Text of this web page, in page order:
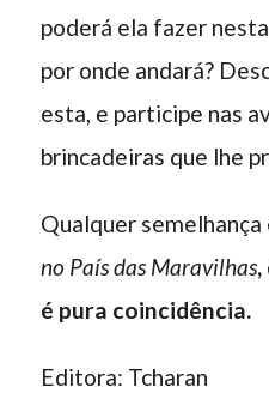
poderá ela fazer
por onde andará?
esta, e participe nas
brincadeiras que lhe
Qualquer
no País das Maravilhas,
é pura coincidência.
Editora: Tcharan